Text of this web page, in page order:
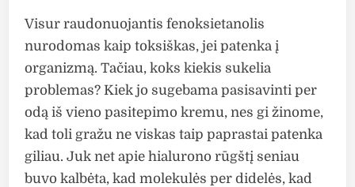
Visur raudonuojantis fenoksietanolis
nurodomas kaip toksiškas, jei patenka į
organizmą. Tačiau, koks kiekis sukelia
problemas? Kiek jo sugebama pasisavinti per
odą iš vieno pasitepimo kremu, nes gi žinome,
kad toli gražu ne viskas taip paprastai patenka
giliau. Juk net apie hialurono rūgštį seniau
buvo kalbėta, kad molekulės per didelės, kad